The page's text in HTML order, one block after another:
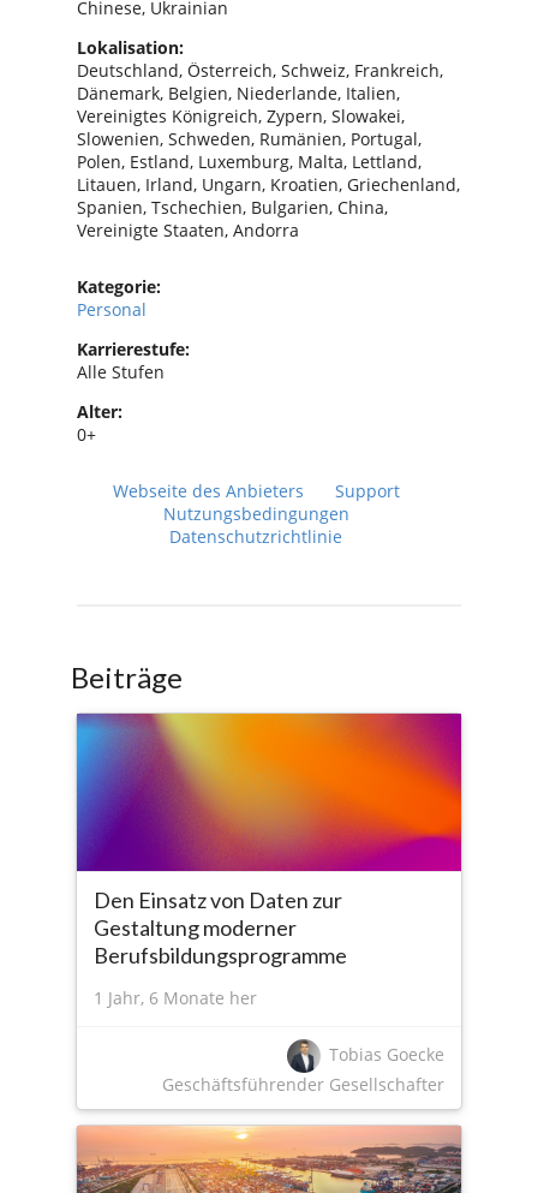
Chinese, Ukrainian
Lokalisation:
Deutschland, Österreich, Schweiz, Frankreich,
Dänemark, Belgien, Niederlande, Italien,
Vereinigtes Königreich, Zypern, Slowakei,
Slowenien, Schweden, Rumänien, Portugal,
Polen, Estland, Luxemburg, Malta, Lettland,
Litauen, Irland, Ungarn, Kroatien, Griechenland,
Spanien, Tschechien, Bulgarien, China,
Vereinigte Staaten, Andorra
Kategorie:
Personal
Karrierestufe:
Alle Stufen
Alter:
0+
Webseite des Anbieters
Support
Nutzungsbedingungen
Datenschutzrichtlinie
Beiträge
Den Einsatz von Daten zur
Gestaltung moderner
Berufsbildungsprogramme
1 Jahr, 6 Monate her
Tobias Goecke
Geschäftsführender Gesellschafter